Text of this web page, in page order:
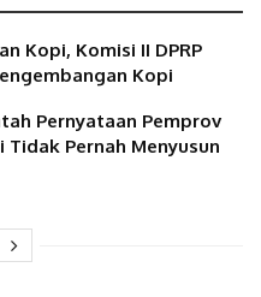
Kopi, Komisi II DPRP
Kopi
Pernyataan Pemprov
Tidak Pernah Menyusun